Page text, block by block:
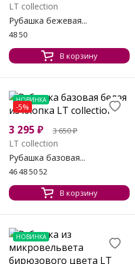
LT collection
Рубашка бежевая...
48 50
В корзину
НОВИНКА
-5%
3 295 ₽ 3 650₽
LT collection
Рубашка базовая...
46 48 50 52
В корзину
НОВИНКА